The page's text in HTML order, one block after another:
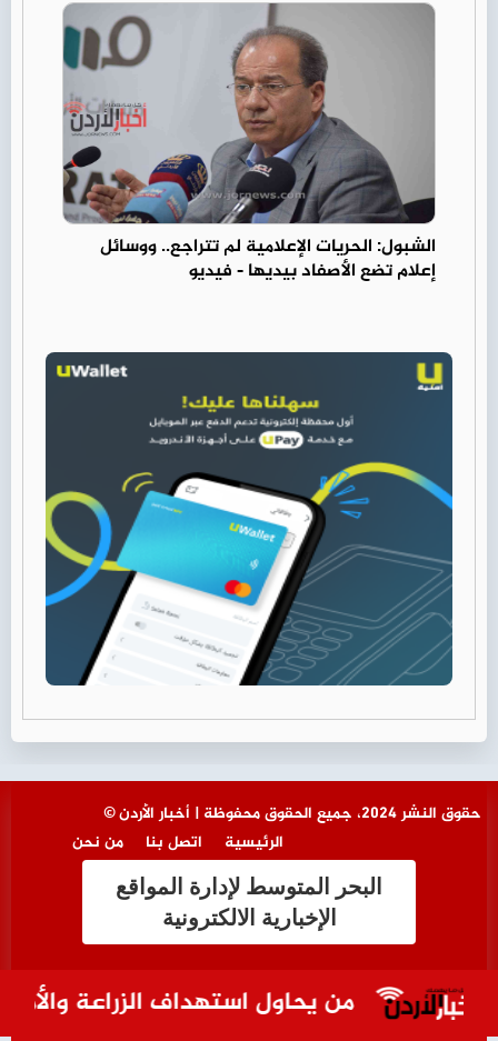
الشبول: الحريات الإعلامية لم تتراجع.. ووسائل
إعلام تضع الأصفاد بيديها - فيديو
من يحاول استهداف الزراعة والأمن
© حقوق النشر 2024، جميع الحقوق محفوظة | أخبار الأردن
من نحن
اتصل بنا الرئيسية
البحر المتوسط لإدارة المواقع
الإخبارية الالكترونية